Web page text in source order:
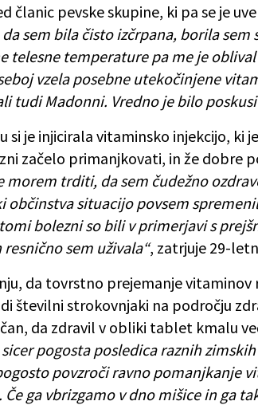
članic pevske skupine, ki pa se je
sem bila čisto izčrpana, borila
telesne temperature pa me je
vzela posebne utekočinjene
tudi Madonni. Vredno je bilo
si je injicirala vitaminsko injekcijo, ki
začelo primanjkovati, in že dobre
morem trditi, da sem čudežno
občinstva situacijo povsem
bolezni so bili v primerjavi s
sem uživala“, zatrjuje 29-
da tovrstno prejemanje vitaminov
številni strokovnjaki na področju
da zdravil v obliki tablet kmalu
pogosta posledica raznih
povzroči ravno pomanjkanje
ga vbrizgamo v dno mišice in ga